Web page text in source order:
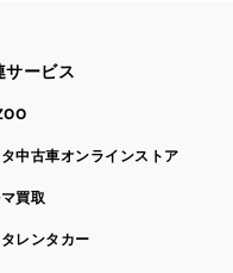
サービス
タ中古車オンラインストア
買取
タレンタカー